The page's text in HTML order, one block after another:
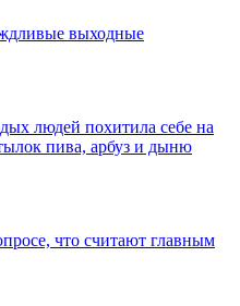
выходные
людей похитила себе на
пива, арбуз и дыню
что считают главным